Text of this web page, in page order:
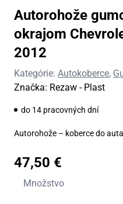
Autorohože
okrajom
2012
Kategórie: Autokoberce,
Značka: Rezaw - Plast
do 14 pracovných dní
Autorohože – koberce do auta
47,50 €
Množstvo
množstvo